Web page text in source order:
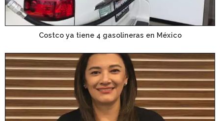
Costco ya tiene 4 gasolineras en México